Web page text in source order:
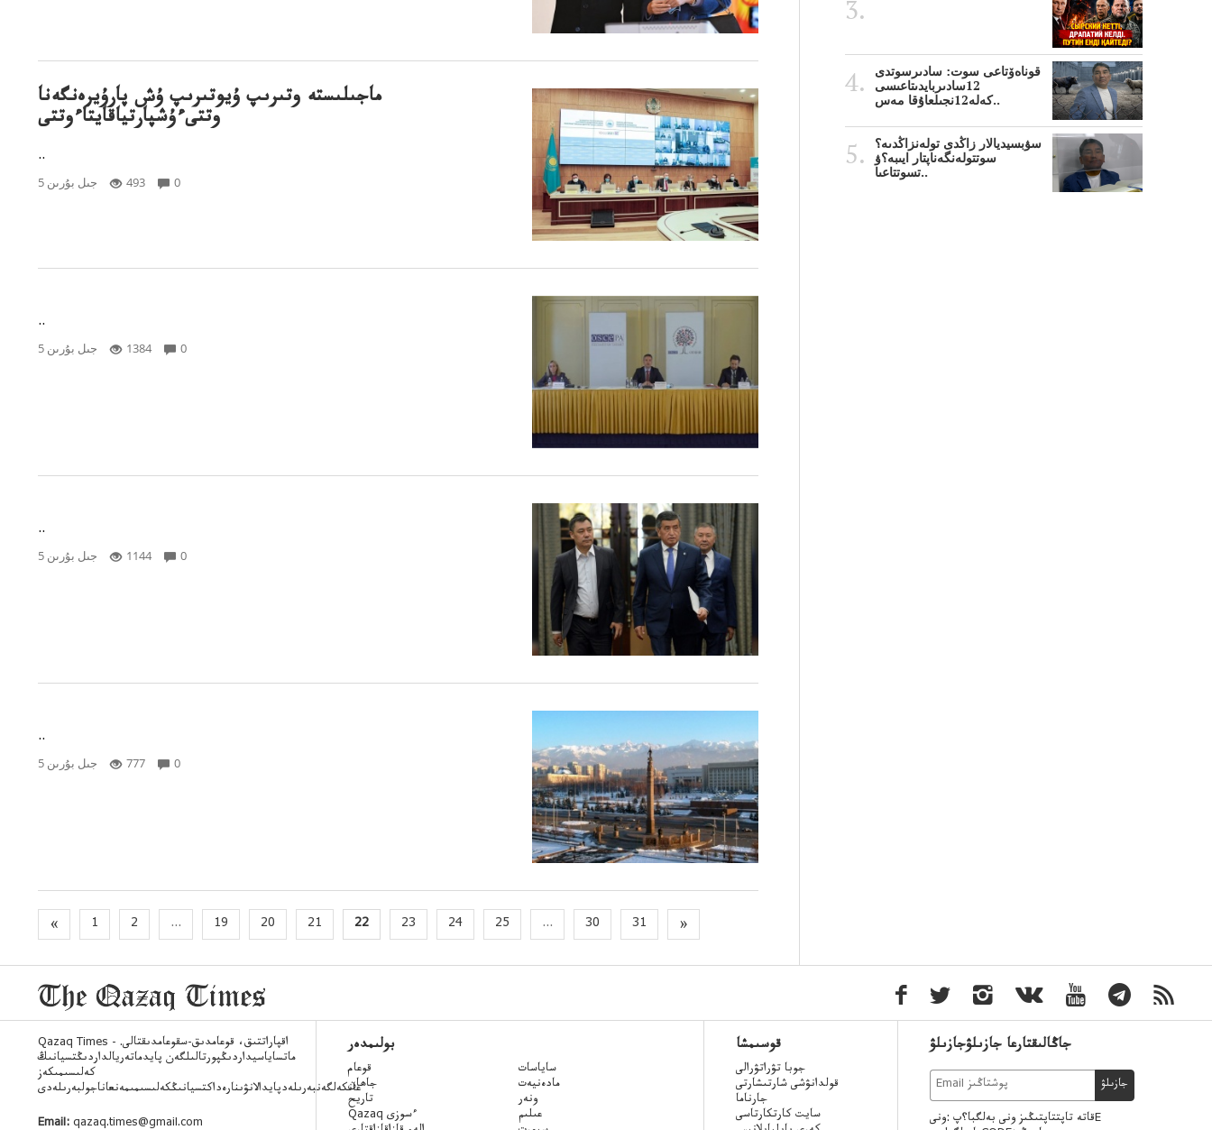
ماجىلىستە وتىرىپ ۇيوتىرىپ ۇش پارۇيرەنگەنا
وتتىءۇشپارتياقايتاءوتتى
..
5 جىل بۇرىن 493 0
..
5 جىل بۇرىن 1384 0
..
5 جىل بۇرىن 1144 0
..
5 جىل بۇرىن 777 0
« 1 2 ... 19 20 21 22 23 24 25 ... 30 31 »
قوناەۆتاعى سوت: سادىرسوتدى
12سادىربايدىتاعىسى
كەلە12نجىلعاۇقا مەس..
سۋبسيديالار زاڭدى تولەنزاڭدىە؟
سوتتولەنگەناپتار ايىبە؟ۋ
تسوتتاعىا..
Qazaq Times - اقپاراتتىق، قوعامدىق-سقوعامدىقتالى.
ماتساياسيداردىڭپورتالىلگەن پايدماتەريالداردىڭتسيانىڭ
كەلىسىمىكەز
عانكەلگەنبەرىلەدپايدالانۋىنارەداكتسيانىڭكەلىسىمىمەنعاناجولبەرىلەدى
Email: qazaq.times@gmail.com
بولىمدەر
قوعام
جاھان
تاريح
Qazaq ءسوزى
ساياسات
مادەنيەت
ونەر
عىلىم
قوسىمشا
جوبا تۋراتۋرالى
قولدانۋشى شارتىشارتى
جارناما
سايت كارتكارتاسى
جاڭالىقتارعا جازىلۋجازىلۋ
جازىلۋ
قاتە تاپتتاپتىڭىز ونى بەلگبا؟پ :ونىE